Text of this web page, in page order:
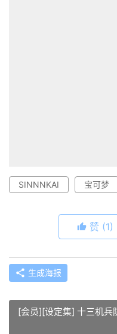
SINNNKAI 宝可梦
赞 (1)
生成海报
[会员][设定集] 十三机兵